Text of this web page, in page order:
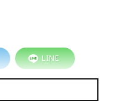
LINE